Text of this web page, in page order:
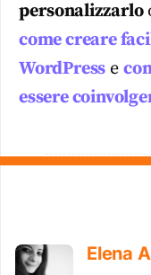
personalizzarlo
come creare
WordPress e
essere
Elena